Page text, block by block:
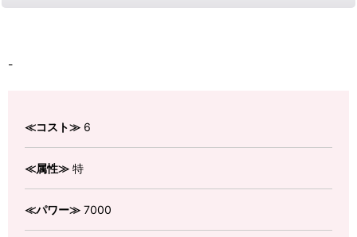
-
≪コスト≫ 6
≪属性≫ 特
≪パワー≫ 7000